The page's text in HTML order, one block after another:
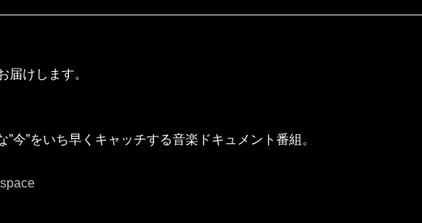
届けします。
”をいち早くキャッチする音楽ドキュメント番組。